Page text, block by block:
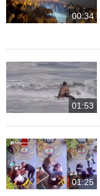
00:34
01:53
01:25